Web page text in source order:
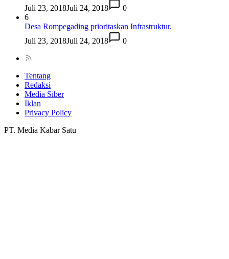
Juli 23, 2018Juli 24, 2018
0
6
Desa Rompegading prioritaskan Infrastruktur.
Juli 23, 2018Juli 24, 2018 0
Tentang
Redaksi
Media Siber
Iklan
Privacy Policy
PT. Media Kabar Satu